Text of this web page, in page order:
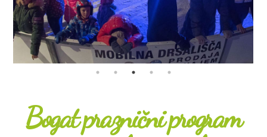
Bogat praznični program